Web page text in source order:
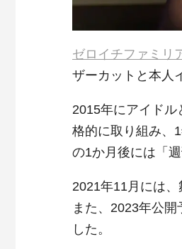
ゼロイチファミリ
ザーカットと本人
2015年にアイド
格的に取り組み、
の1か月後には「
2021年11月には
また、2023年公
した。